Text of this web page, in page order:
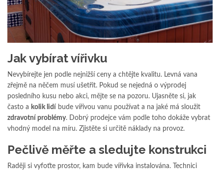
Jak vybírat vířivku
Nevybírejte jen podle nejnižší ceny a chtějte kvalitu. Levná vana
zřejmě na něčem musí ušetřit. Pokud se nejedná o výprodej
posledního kusu nebo akci, mějte se na pozoru. Ujasněte si, jak
často a kolik lidí bude vířivou vanu používat a na jaké má sloužit
zdravotní problémy. Dobrý prodejce vám podle toho dokáže vybrat
vhodný model na míru. Zjistěte si určitě náklady na provoz.
Pečlivě měřte a sledujte konstrukci
Raději si vyfoťte prostor, kam bude vířivka instalována. Technici